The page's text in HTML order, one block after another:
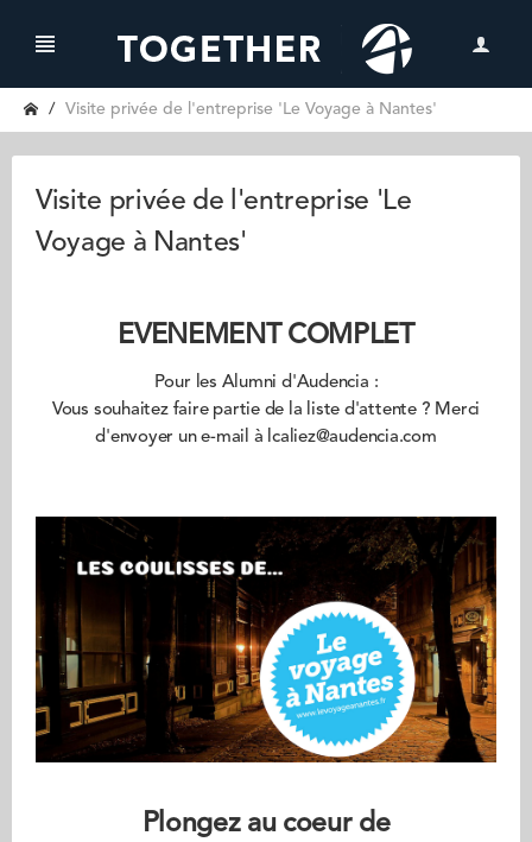
Visite privée de l'entreprise 'Le Voyage à Nantes'
Visite privée de l'entreprise 'Le
Voyage à Nantes'
EVENEMENT COMPLET
Pour les Alumni d'Audencia :
Vous souhaitez faire partie de la liste d'attente ? Merci
d'envoyer un e-mail à lcaliez@audencia.com
Plongez au coeur de